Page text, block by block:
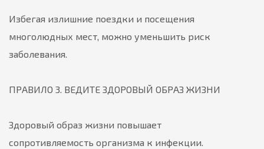
Избегая излишние поездки и посещения
многолюдных мест, можно уменьшить риск
заболевания.
ПРАВИЛО 3. ВЕДИТЕ ЗДОРОВЫЙ ОБРАЗ ЖИЗНИ
Здоровый образ жизни повышает
сопротивляемость организма к инфекции.